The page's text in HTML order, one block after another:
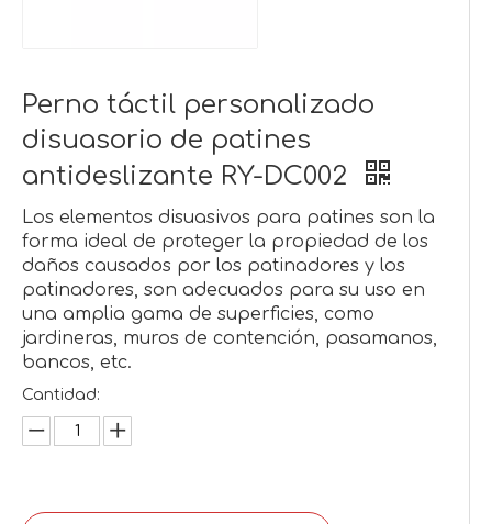
Perno táctil personalizado
disuasorio de patines
antideslizante RY-DC002
Los elementos disuasivos para patines son la
forma ideal de proteger la propiedad de los
daños causados ​​por los patinadores y los
patinadores, son adecuados para su uso en
una amplia gama de superficies, como
jardineras, muros de contención, pasamanos,
bancos, etc.
Cantidad: